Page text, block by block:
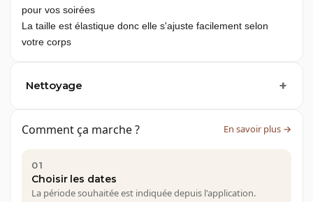
pour vos soirées
La taille est élastique donc elle s'ajuste facilement selon
votre corps
Nettoyage
Comment ça marche ? En savoir plus →
01
Choisir les dates
La période souhaitée est indiquée depuis l'application.